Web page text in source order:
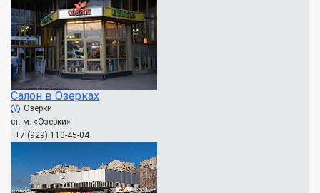
Салон в Озерках
Озерки
ст. м. «Озерки»
+7 (929) 110-45-04